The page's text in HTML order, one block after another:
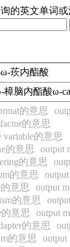
的英文单词或
莰内酯酸
脑内酯酸ω-
的意思
的意思
variable的意思
的意思
output
的意思
的意思
的意思
output
的意思
的意思
output
的意思
的意思
output